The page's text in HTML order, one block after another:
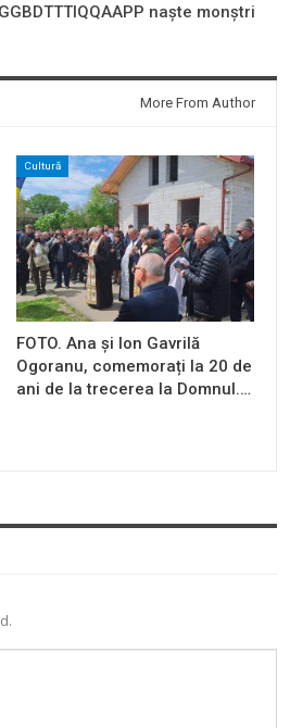
naște monștri
More From Author
Cultură
FOTO. Ana și Ion Gavrilă
Ogoranu, comemorați la 20 de
ani de la trecerea la Domnul.…